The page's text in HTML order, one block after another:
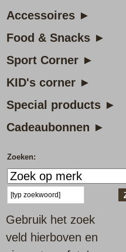
Accessoires ►
Food & Snacks ►
Sport Corner ►
KID's corner ►
Special products ►
Cadeaubonnen ►
Zoeken:
Gebruik het zoek
veld hierboven en